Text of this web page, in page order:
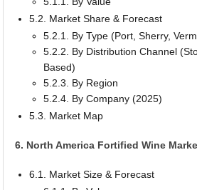
5.2. Market Share & Forecast
5.2.1. By Type (Port, Sherry,
5.2.2. By Distribution Channel
Based)
5.2.3. By Region
5.2.4. By Company (2025)
5.3. Market Map
6. North America Fortified Wine
6.1. Market Size & Forecast